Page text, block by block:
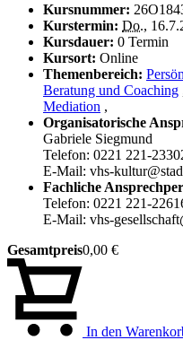
Kursnummer:
Kurstermin: Do.,
Kursdauer: 0 Termin
Kursort: Online
Themenbereich:
Beratung und Coaching
Mediation ,
Organisatorische
Gabriele Siegmund
Telefon: 0221 221-
E-Mail: vhs-
Fachliche
Telefon: 0221 221-
E-Mail: vhs-
Gesamtpreis0,00 €
In den